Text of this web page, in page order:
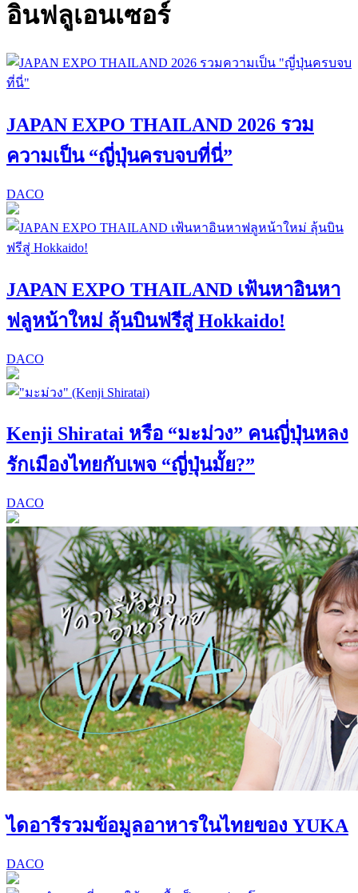
อินฟลูเอนเซอร์
JAPAN EXPO THAILAND 2026 รวม
ความเป็น “ญี่ปุ่นครบจบที่นี่”
DACO
JAPAN EXPO THAILAND เฟ้นหาอินหา
ฟลูหน้าใหม่ ลุ้นบินฟรีสู่ Hokkaido!
DACO
Kenji Shiratai หรือ “มะม่วง” คนญี่ปุ่นหลง
รักเมืองไทยกับเพจ “ญี่ปุ่นมั้ย?”
DACO
ไดอารีรวมข้อมูลอาหารในไทยของ YUKA
DACO